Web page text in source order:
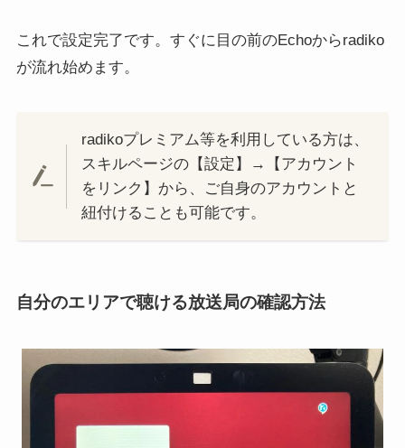
これで設定完了です。すぐに目の前のEchoからradiko
が流れ始めます。
radikoプレミアム等を利用している方は、
スキルページの【設定】→【アカウント
をリンク】から、ご自身のアカウントと
紐付けることも可能です。
自分のエリアで聴ける放送局の確認方法